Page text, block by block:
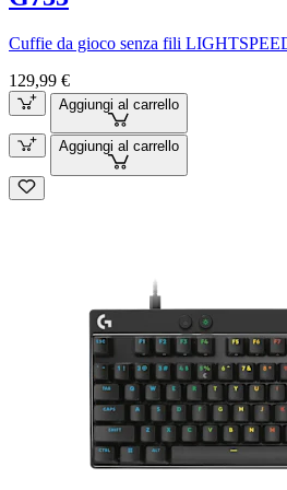
Cuffie da gioco senza fili
129,99 €
Aggiungi al carrello
Aggiungi al carrello